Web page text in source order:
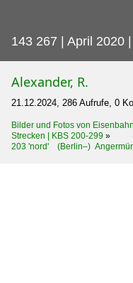
143 267 | April 2020
Alexander, R.
21.12.2024, 286 Aufrufe, 0
Bilder und Fotos von
Strecken | KBS 200-299 »
203 'nord' (Berlin–)